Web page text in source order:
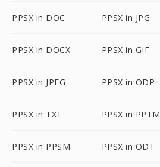
PPSX in DOC PPSX in JPG
PPSX in DOCX PPSX in GIF
PPSX in JPEG PPSX in ODP
PPSX in TXT PPSX in PPTM
PPSX in PPSM PPSX in ODT